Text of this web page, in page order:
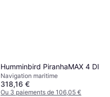
Humminbird PiranhaMAX 4 DI
Navigation maritime
318,16 €
Ou 3 paiements de 106,05 €